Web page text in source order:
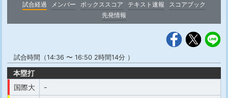
試合経過
メンバー ボックススコア テキスト速報
スコアブック
先発情報
試合時間（14:36 〜 16:50 2時間14分 ）
本塁打
国際大
-